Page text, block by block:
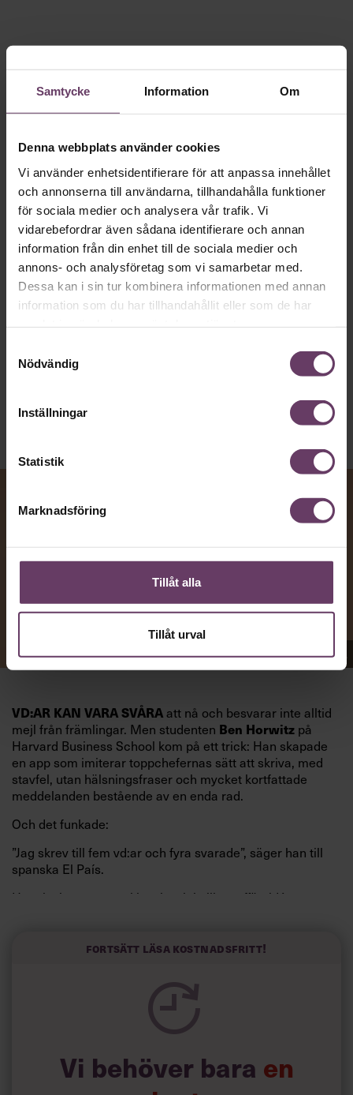
Samtycke Information Om
Denna webbplats använder cookies
Vi använder enhetsidentifierare för att anpassa innehållet
och annonserna till användarna, tillhandahålla funktioner
för sociala medier och analysera vår trafik. Vi
vidarebefordrar även sådana identifierare och annan
information från din enhet till de sociala medier och
annons- och analysföretag som vi samarbetar med.
Dessa kan i sin tur kombinera informationen med annan
information som du har tillhandahållit eller som de har
Nödvändig
Inställningar
Statistik
Marknadsföring
Tillåt alla
Tillåt urval
Skriv som en vd med en
app
MVH VD
Kan en app som förvandlar
text till korthugget vd-språk – utan
artighetsfraser, men gärna stavfel – vara
vägen för den som vill nå fram till
toppcheferna?
Text:Fredrik Kullberg
Appen Sinceerly imiterar vd:ars kortfattade språk.
VD:AR KAN VARA SVÅRAatt nå och besvarar inte alltid
mejl från främlingar. Men studenten Ben Horwitz på
Harvard Business School kom på ett trick: Han skapade
en app som imiterar toppchefernas sätt att skriva, med
stavfel, utan hälsningsfraser och mycket kortfattade
meddelanden bestående av en enda rad.
Och det funkade:
”Jag skrev till fem vd:ar och fyra svarade”, säger han till
spanska El País.
Horwitz har nu utvecklat sitt trick till en affärsidé: appen
kortfattat slarviga vd-stilen.
Fortsätt läsa kostnadsfritt!
Vi behöver bara en